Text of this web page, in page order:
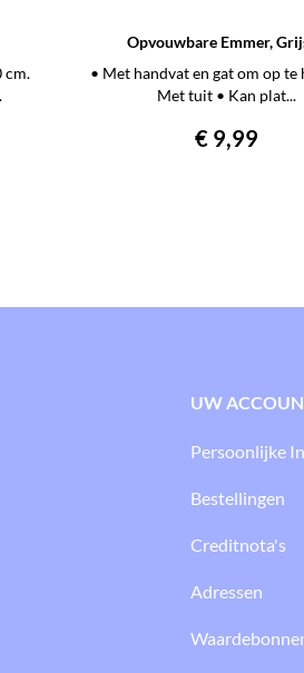
cm.
Opvouwbare Emmer,
• Met handvat en gat om op te
Met tuit • Kan plat...
Prijs
€ 9,99
UW
Persoonlijke
Bestellingen
Creditnota's
Adressen